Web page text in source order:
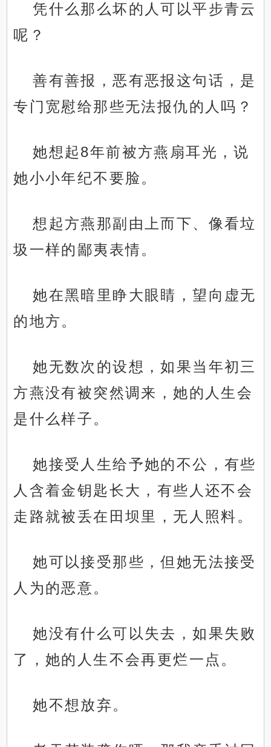
凭什么那么坏的人可以平步青云
呢？
善有善报，恶有恶报这句话，是
专门宽慰给那些无法报仇的人吗？
她想起8年前被方燕扇耳光，说
她小小年纪不要脸。
想起方燕那副由上而下、像看垃
圾一样的鄙夷表情。
她在黑暗里睁大眼睛，望向虚无
的地方。
她无数次的设想，如果当年初三
方燕没有被突然调来，她的人生会
是什么样子。
她接受人生给予她的不公，有些
人含着金钥匙长大，有些人还不会
走路就被丢在田坝里，无人照料。
她可以接受那些，但她无法接受
人为的恶意。
她没有什么可以失去，如果失败
了，她的人生不会再更烂一点。
她不想放弃。